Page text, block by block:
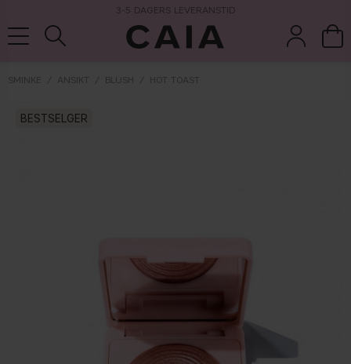
3-5 DAGERS LEVERANSTID
SMINKE ANSIKT BLUSH HOT TOAST
BESTSELGER
parfyme